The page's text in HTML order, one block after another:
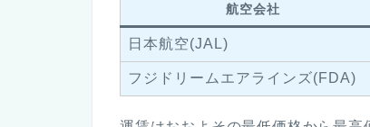
航空会社
日本航空(JAL)
フジドリームエアラインズ(FDA)